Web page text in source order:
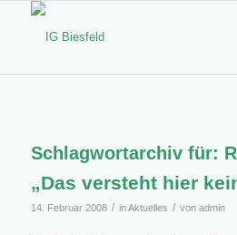
Schlagwortarchiv für:
„Das versteht hier
14. Februar 2008 / inAktuelles / von admin